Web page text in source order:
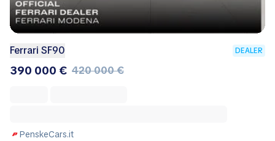
Ferrari SF90 DEALER
390 000 € 420 000 €
PenskeCars.it